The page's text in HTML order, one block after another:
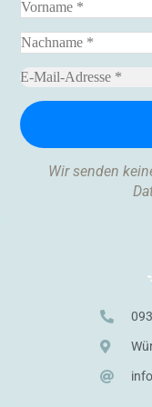
Wir senden